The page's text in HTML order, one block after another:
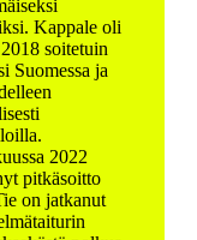
Kappale oli
soitetuin
Suomessa ja
2022
pitkäsoitto
on jatkanut